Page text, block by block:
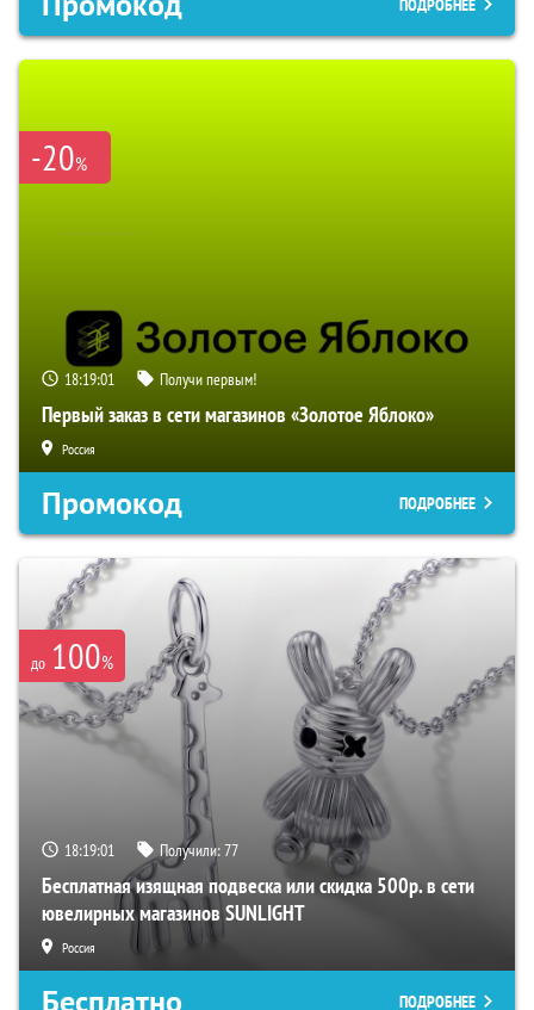
ПОДРОБНЕЕ
-20%
18:19:00 Получи первым!
Первый заказ в сети магазинов «Золотое Яблоко»
Россия
Промокод ПОДРОБНЕЕ
до 100%
18:19:00 Получили:77
Бесплатная изящная подвеска или скидка 500р. в сети
ювелирных магазинов SUNLIGHT
Россия
Бесплатно ПОДРОБНЕЕ